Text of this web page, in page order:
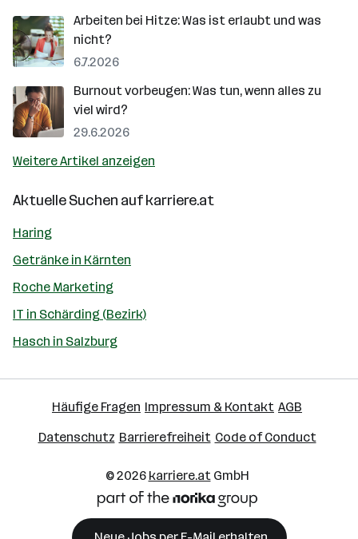
Arbeiten bei Hitze: Was ist erlaubt und was
nicht?
6.7.2026
Burnout vorbeugen: Was tun, wenn alles zu
viel wird?
29.6.2026
Weitere Artikel anzeigen
Aktuelle Suchen aufkarriere.at
Haring
Getränke in Kärnten
Roche Marketing
IT in Schärding (Bezirk)
Hasch in Salzburg
Häufige Fragen Impressum & Kontakt AGB
Datenschutz Barrierefreiheit Code of Conduct
© 2026 karriere.atGmbH